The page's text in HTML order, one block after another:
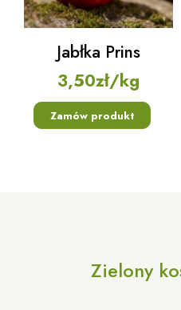
Jabłka Prins
3,50zł/kg
Zamów produkt
Zielony